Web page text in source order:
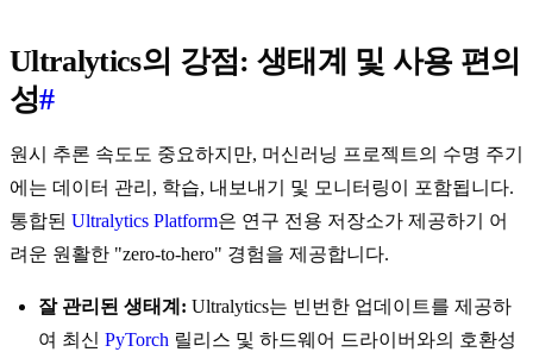
Ultralytics의 강점: 생태계 및 사용 편의
성#
원시 추론 속도도 중요하지만, 머신러닝 프로젝트의 수명 주기
에는 데이터 관리, 학습, 내보내기 및 모니터링이 포함됩니다.
통합된 Ultralytics Platform은 연구 전용 저장소가 제공하기 어
려운 원활한 "zero-to-hero" 경험을 제공합니다.
잘 관리된 생태계: Ultralytics는 빈번한 업데이트를 제공하
여 최신 PyTorch 릴리스 및 하드웨어 드라이버와의 호환성